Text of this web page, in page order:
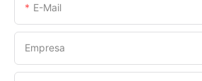
E-Mail
Empresa